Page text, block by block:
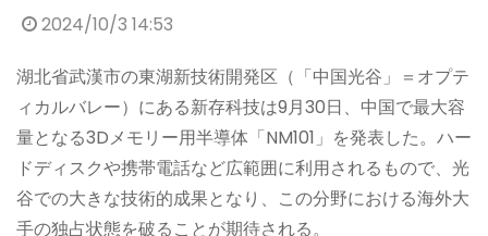
2024/10/3 14:53
湖北省武漢市の東湖新技術開発区（「中国光谷」＝オプテ
ィカルバレー）にある新存科技は9月30日、中国で最大容
量となる3Dメモリー用半導体「NM101」を発表した。ハー
ドディスクや携帯電話など広範囲に利用されるもので、光
谷での大きな技術的成果となり、この分野における海外大
手の独占状態を破ることが期待される。